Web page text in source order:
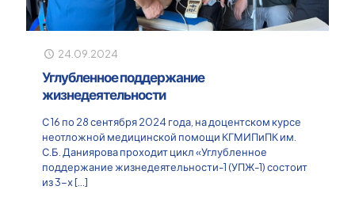
24.09.2024
Углубленное поддержание
жизнедеятельности
С 16 по 28 сентября 2024 года, на доцентском курсе
неотложной медицинской помощи КГМИПиПК им.
С.Б. Даниярова проходит цикл «Углубленное
поддержание жизнедеятельности-1 (УПЖ-1) состоит
из 3-х[…]